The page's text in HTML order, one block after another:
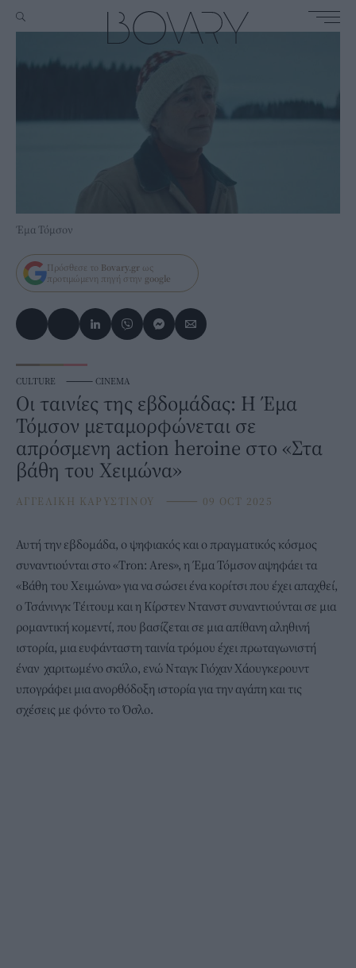
Έμα Τόμσον
Πρόσθεσε το Bovary.gr ως
προτιμώμενη πηγή στην google
CULTURE ⸻ CINEMA
Οι ταινίες της εβδομάδας: Η Έμα
Τόμσον μεταμορφώνεται σε
απρόσμενη action heroine στο «Στα
βάθη του Χειμώνα»
ΑΓΓΕΛΙΚΗ ΚΑΡΥΣΤΙΝΟΥ ⸻ 09 OCT 2025
Αυτή την εβδομάδα, ο ψηφιακός και ο πραγματικός κόσμος
συναντιούνται στο «Tron: Ares», η Έμα Τόμσον αψηφάει τα
«Βάθη του Χειμώνα» για να σώσει ένα κορίτσι που έχει απαχθεί,
o Τσάνινγκ Τέιτουμ και η Κίρστεν Ντανστ συναντιούνται σε μια
ρομαντική κομεντί, που βασίζεται σε μια απίθανη αληθινή
ιστορία, μια ευφάνταστη ταινία τρόμου έχει πρωταγωνιστή
έναν χαριτωμένο σκύλο, ενώ Νταγκ Γιόχαν Χάουγκερουντ
υπογράφει μια ανορθόδοξη ιστορία για την αγάπη και τις
σχέσεις με φόντο το Όσλο.